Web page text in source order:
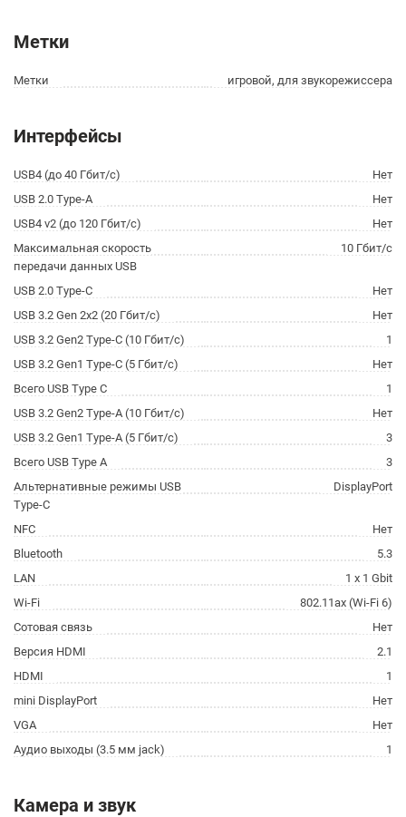
Метки
Метки игровой, для звукорежиссера
Интерфейсы
USB4 (до 40 Гбит/с)
Нет
USB 2.0 Type-A
Нет
USB4 v2 (до 120 Гбит/с)
Нет
Максимальная скорость
передачи данных USB
10 Гбит/с
USB 2.0 Type-C
Нет
USB 3.2 Gen 2x2 (20 Гбит/с)
Нет
USB 3.2 Gen2 Type-C (10 Гбит/с)
1
USB 3.2 Gen1 Type-C (5 Гбит/с)
Нет
Всего USB Type C
1
USB 3.2 Gen2 Type-A (10 Гбит/с)
Нет
USB 3.2 Gen1 Type-A (5 Гбит/с)
3
Всего USB Type A
3
Альтернативные режимы USB
Type-C
DisplayPort
NFC
Нет
Bluetooth
5.3
LAN
1 x 1 Gbit
Wi-Fi
802.11ax (Wi-Fi 6)
Сотовая связь
Нет
Версия HDMI
2.1
HDMI
1
mini DisplayPort
Нет
VGA
Нет
Аудио выходы (3.5 мм jack)
1
Камера и звук